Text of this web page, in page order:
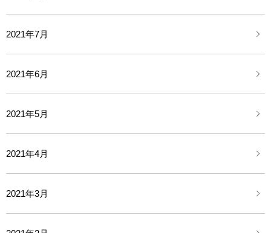
2021年7月
2021年6月
2021年5月
2021年4月
2021年3月